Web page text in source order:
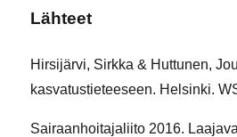
Lähteet
Hirsijärvi, Sirkka & Huttunen,
kasvatustieteeseen. Helsinki.
Sairaanhoitajaliito 2016.